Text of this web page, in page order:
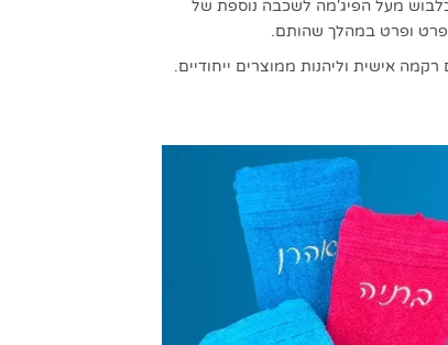
מעל הפיג'מה לשכבה נוספת של
פרט ופרט במהלך שהותם.
אישית וליהנות ממוצרים ייחודיים.